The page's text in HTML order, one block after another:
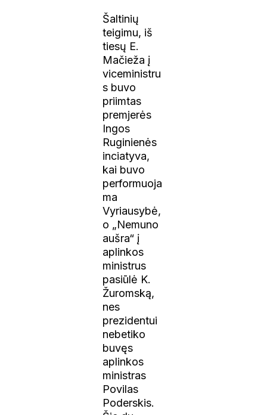
Šaltinių
teigimu, iš
tiesų E.
Mačieža į
viceministru
s buvo
priimtas
premjerės
Ingos
Ruginienės
inciatyva,
kai buvo
performuoja
ma
Vyriausybė,
o „Nemuno
aušra“ į
aplinkos
ministrus
pasiūlė K.
Žuromską,
nes
prezidentui
nebetiko
buvęs
aplinkos
ministras
Povilas
Poderskis.